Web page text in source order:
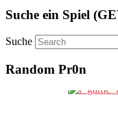
Suche ein Spiel
Suche
Random Pr0n